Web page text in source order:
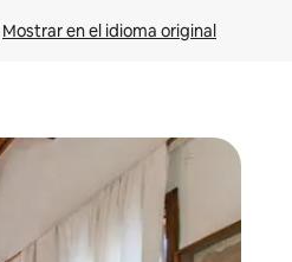
Mostrar en el idioma original